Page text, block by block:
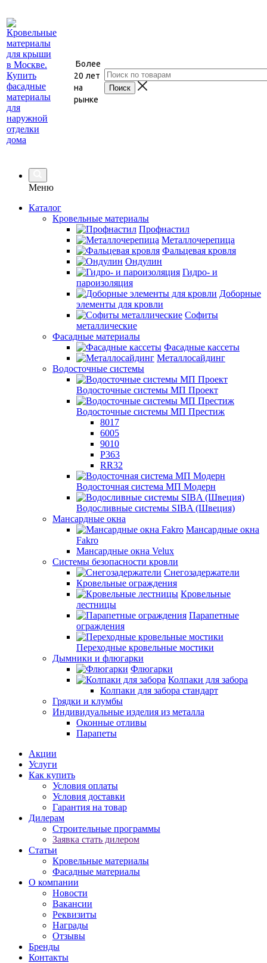
Более
20 лет
на
рынке
Меню
Каталог
Кровельные материалы
Профнастил
Металлочерепица
Фальцевая кровля
Ондулин
Гидро- и
пароизоляция
Доборные
элементы для кровли
Софиты
металлические
Фасадные материалы
Фасадные кассеты
Металлосайдинг
Водосточные системы
Водосточные системы МП Проект
Водосточные системы МП Престиж
8017
6005
9010
P363
RR32
Водосточная система МП Модерн
Водосливные системы SIBA (Швеция)
Мансардные окна
Мансардные окна
Fakro
Мансардные окна Velux
Системы безопасности кровли
Снегозадержатели
Кровельные ограждения
Кровельные
лестницы
Парапетные
ограждения
Переходные кровельные мостики
Дымники и флюгарки
Флюгарки
Колпаки для забора
Колпаки для забора стандарт
Грядки и клумбы
Индивидуальные изделия из металла
Оконные отливы
Парапеты
Акции
Услуги
Как купить
Условия оплаты
Условия доставки
Гарантия на товар
Дилерам
Строительные программы
Заявка стать дилером
Статьи
Кровельные материалы
Фасадные материалы
О компании
Новости
Вакансии
Реквизиты
Награды
Отзывы
Бренды
Контакты